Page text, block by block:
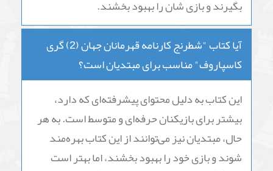
چرا کتاب "شطرنج کارنامه قهرمانان جهان (2) گری
کاسپاروف" برای بازیکنان شطرنج مفید است؟
این کتاب برای بازیکنان شطرنج به دلیل بررسی و
تحلیل بازی‌های یکی از بزرگترین قهرمانان شطرنج
تاریخ و بررسی تکنیک‌های بازی او مفید است و به
بازیکنان کمک می‌کند تا تکنیک‌های جدید را یاد
بگیرند و بازی شان را بهبود بخشند.